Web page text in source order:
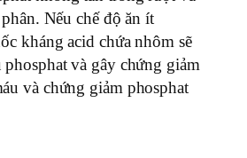
Nếu chế độ ăn ít
kháng acid chứa nhôm sẽ
và gây chứng giảm
và chứng giảm phosphat